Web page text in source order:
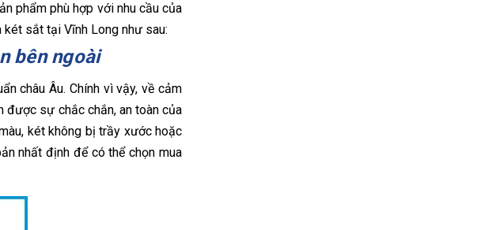
phẩm phù hợp với nhu cầu của
két sắt tại Vĩnh Long như sau:
bên ngoài
châu Âu. Chính vì vậy, về cảm
được sự chắc chắn, an toàn của
két không bị trầy xước hoặc
nhất định để có thể chọn mua